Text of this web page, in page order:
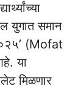
युगात समान
(Mofat
या
मिळणार